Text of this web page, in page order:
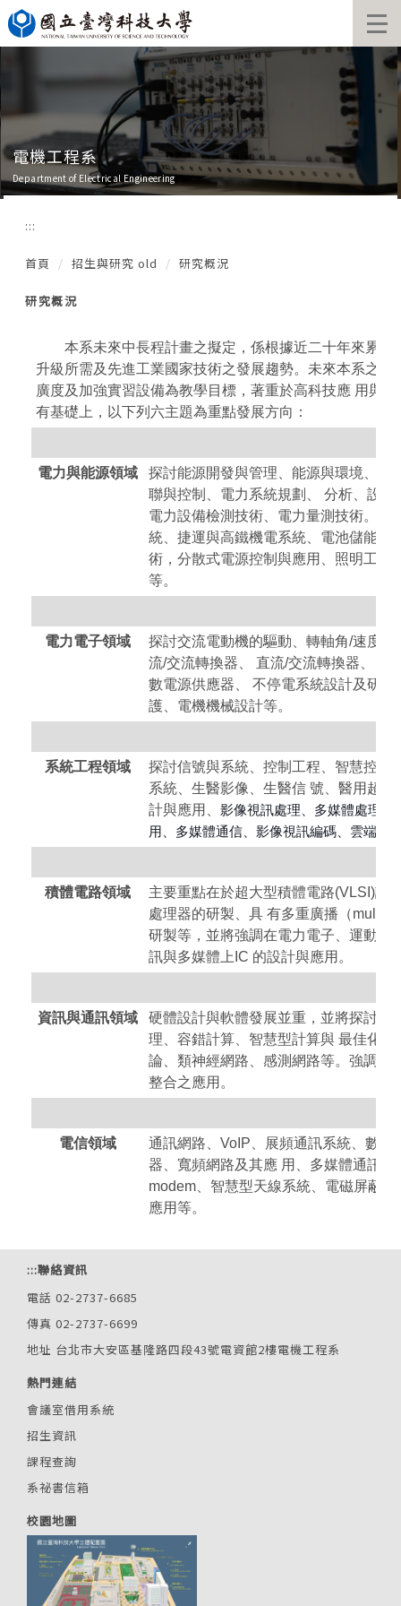
跳
到
主
區
電機工程系
Department of Electrical Engineering
:::
首頁 招生與研究 old 研究概況
研究概況
本系未來中長程計畫之擬定，係根據近二十年來累積
升級所需及先進工業國家技術之發展趨勢。未來本系之
廣度及加強實習設備為教學目標，著重於高科技應 用與
有基礎上，以下列六主題為重點發展方向：
電力與能源領域
探討能源開發與管理、能源與環境、再
聯與控制、電力系統規劃、 分析、設
電力設備檢測技術、電力量測技術。電
統、捷運與高鐵機電系統、電池儲能系
術，分散式電源控制與應用、照明工程
等。
電力電子領域
探討交流電動機的驅動、轉軸角/速度
流/交流轉換器、 直流/交流轉換器、 電
數電源供應器、 不停電系統設計及研
護、電機機械設計等。
系統工程領域
探討信號與系統、控制工程、智慧控制
系統、生醫影像、生醫信 號、醫用超
計與應用、 影像視訊處理、 多媒體處理、
用、 多媒體通信、 影像視訊編碼、 雲端多
積體電路領域
主要重點在於超大型積體電路(VLSI)設
處理器的研製、具 有多重廣播（multi-
研製等，並將強調在電力電子、運動控
訊與多媒體上IC 的設計與應用。
資訊與通訊領域
硬體設計與軟體發展並重，並將探討計
理、容錯計算、智慧型計算與 最佳化
論、類神經網路、感測網路等。強調計
整合之應用。
電信領域
通訊網路、VoIP、展頻通訊系統、數
器、寬頻網路及其應 用、多媒體通訊
modem、智慧型天線系統、電磁屏蔽
應用等。
:::聯絡資訊
電話 02-2737-6685
傳真 02-2737-6699
地址 台北市大安區基隆路四段43號電資館2樓電機工程系
熱門連結
會議室借用系統
招生資訊
課程查詢
系祕書信箱
校園地圖